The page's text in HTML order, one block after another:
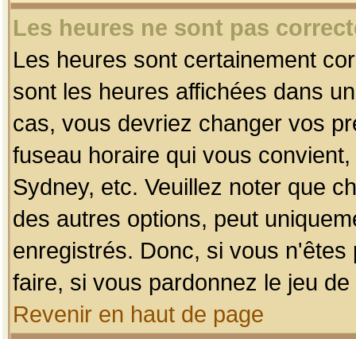
Les heures ne sont pas
Les heures sont certainement
sont les heures affichées dans
cas, vous devriez changer vos
fuseau horaire qui vous
Sydney, etc. Veuillez noter que
des autres options, peut
enregistrés. Donc, si vous
faire, si vous pardonnez le jeu
Revenir en haut de page